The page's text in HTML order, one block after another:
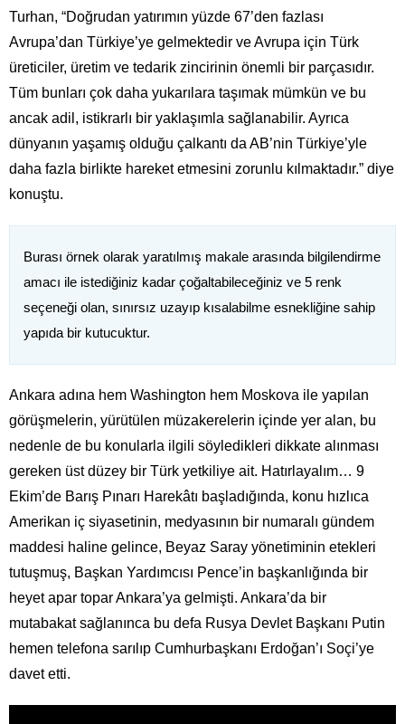
Turhan, “Doğrudan yatırımın yüzde 67’den fazlası
Avrupa’dan Türkiye’ye gelmektedir ve Avrupa için Türk
üreticiler, üretim ve tedarik zincirinin önemli bir parçasıdır.
Tüm bunları çok daha yukarılara taşımak mümkün ve bu
ancak adil, istikrarlı bir yaklaşımla sağlanabilir. Ayrıca
dünyanın yaşamış olduğu çalkantı da AB’nin Türkiye’yle
daha fazla birlikte hareket etmesini zorunlu kılmaktadır.” diye
konuştu.
Burası örnek olarak yaratılmış makale arasında bilgilendirme
amacı ile istediğiniz kadar çoğaltabileceğiniz ve 5 renk
seçeneği olan, sınırsız uzayıp kısalabilme esnekliğine sahip
yapıda bir kutucuktur.
Ankara adına hem Washington hem Moskova ile yapılan
görüşmelerin, yürütülen müzakerelerin içinde yer alan, bu
nedenle de bu konularla ilgili söyledikleri dikkate alınması
gereken üst düzey bir Türk yetkiliye ait. Hatırlayalım… 9
Ekim’de Barış Pınarı Harekâtı başladığında, konu hızlıca
Amerikan iç siyasetinin, medyasının bir numaralı gündem
maddesi haline gelince, Beyaz Saray yönetiminin etekleri
tutuşmuş, Başkan Yardımcısı Pence’in başkanlığında bir
heyet apar topar Ankara’ya gelmişti. Ankara’da bir
mutabakat sağlanınca bu defa Rusya Devlet Başkanı Putin
hemen telefona sarılıp Cumhurbaşkanı Erdoğan’ı Soçi’ye
davet etti.